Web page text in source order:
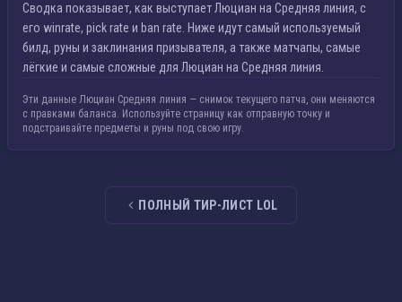
Сводка показывает, как выступает Люциан на Средняя линия, с
его winrate, pick rate и ban rate. Ниже идут самый используемый
билд, руны и заклинания призывателя, а также матчапы, самые
лёгкие и самые сложные для Люциан на Средняя линия.
Эти данные Люциан Средняя линия — снимок текущего патча, они меняются
с правками баланса. Используйте страницу как отправную точку и
подстраивайте предметы и руны под свою игру.
ПОЛНЫЙ ТИР-ЛИСТ LOL